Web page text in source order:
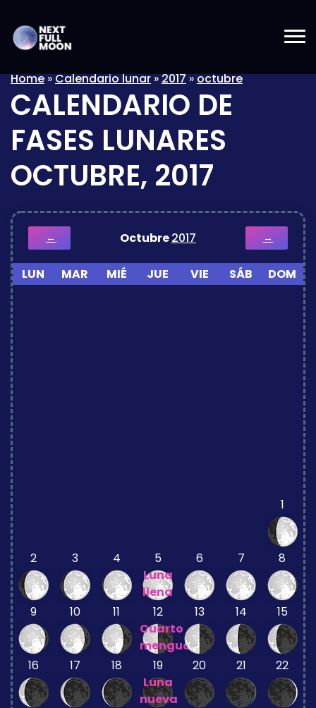
Home»Calendario lunar»2017»octubre
CALENDARIO DE
FASES LUNARES
OCTUBRE, 2017
← Octubre2017 →
LUN MAR MIÉ JUE VIE SÁB DOM
1
2 3 4
5
Luna
llena
6 7 8
9 10 11
12
Cuarto
menguante
13 14 15
16 17 18
19
Luna
nueva
20 21 22